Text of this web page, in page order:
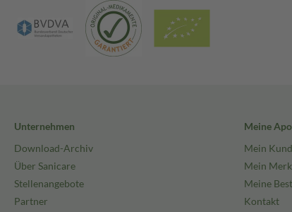
Unternehmen
Download-Archiv
Über Sanicare
Stellenangebote
Partner
Meine
Mein
Mein
Meine
Kontakt